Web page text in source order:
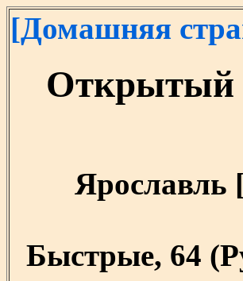
[Домашняя
Открытый
Ярославль
Быстрые, 64